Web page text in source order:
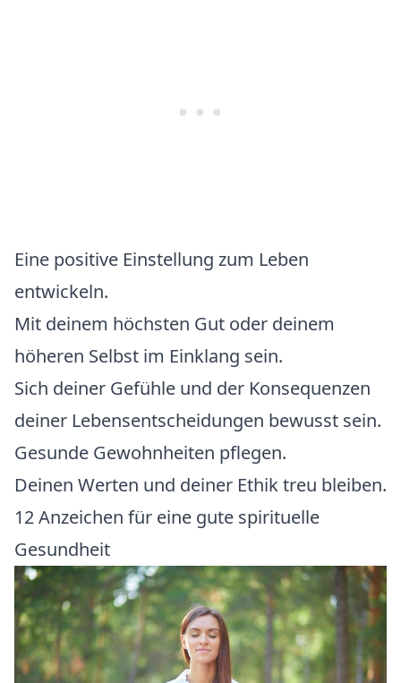
Eine positive Einstellung zum Leben
entwickeln.
Mit deinem höchsten Gut oder deinem
höheren Selbst im Einklang sein.
Sich deiner Gefühle und der Konsequenzen
deiner Lebensentscheidungen bewusst sein.
Gesunde Gewohnheiten pflegen.
Deinen Werten und deiner Ethik treu bleiben.
12 Anzeichen für eine gute spirituelle
Gesundheit